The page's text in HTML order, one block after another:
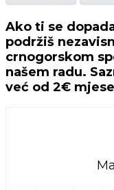
Ako ti se
podržiš
crnogorskom
našem radu.
već od 2€